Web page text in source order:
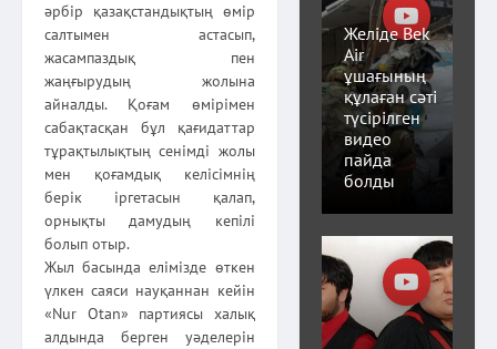
әрбір қазақстандықтың өмір
салтымен астасып,
жасампаздық пен
жаңғырудың жолына
айналды. Қоғам өмірімен
сабақтасқан бұл қағидаттар
тұрақтылықтың сенімді жолы
мен қоғамдық келісімнің
берік іргетасын қалап,
орнықты дамудың кепілі
болып отыр.
Жыл басында елімізде өткен
үлкен саяси науқаннан кейін
«Nur Otan» партиясы халық
алдында берген уәделерін
Желіде Bek
Air
ұшағының
құлаған сәті
түсірілген
видео
пайда
болды